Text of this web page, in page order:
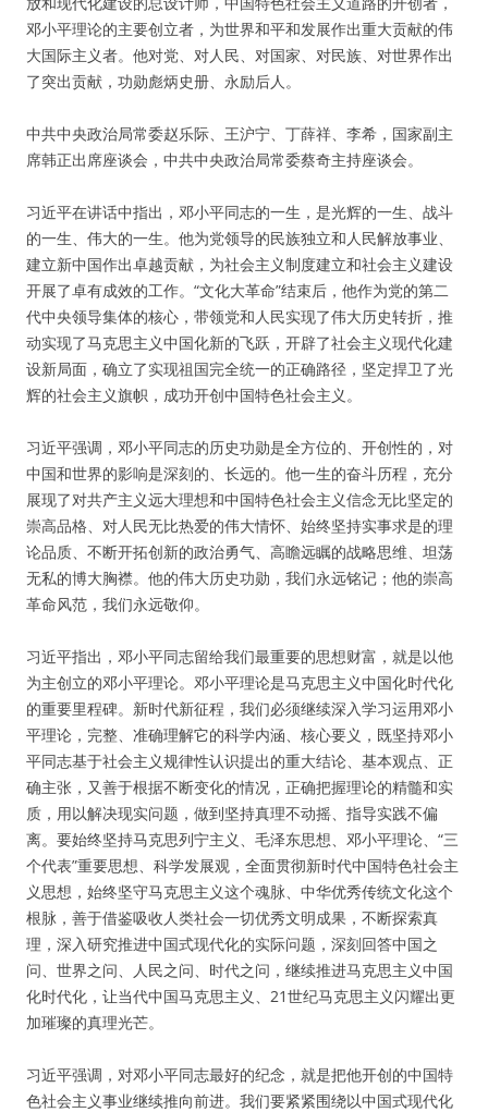
邓小平理论的主要创立者，为世界和平和发展作出重大贡献的伟
大国际主义者。他对党、对人民、对国家、对民族、对世界作出
了突出贡献，功勋彪炳史册、永励后人。
中共中央政治局常委赵乐际、王沪宁、丁薛祥、李希，国家副主
席韩正出席座谈会，中共中央政治局常委蔡奇主持座谈会。
习近平在讲话中指出，邓小平同志的一生，是光辉的一生、战斗
的一生、伟大的一生。他为党领导的民族独立和人民解放事业、
建立新中国作出卓越贡献，为社会主义制度建立和社会主义建设
开展了卓有成效的工作。“文化大革命”结束后，他作为党的第二
代中央领导集体的核心，带领党和人民实现了伟大历史转折，推
动实现了马克思主义中国化新的飞跃，开辟了社会主义现代化建
设新局面，确立了实现祖国完全统一的正确路径，坚定捍卫了光
辉的社会主义旗帜，成功开创中国特色社会主义。
习近平强调，邓小平同志的历史功勋是全方位的、开创性的，对
中国和世界的影响是深刻的、长远的。他一生的奋斗历程，充分
展现了对共产主义远大理想和中国特色社会主义信念无比坚定的
崇高品格、对人民无比热爱的伟大情怀、始终坚持实事求是的理
论品质、不断开拓创新的政治勇气、高瞻远瞩的战略思维、坦荡
无私的博大胸襟。他的伟大历史功勋，我们永远铭记；他的崇高
革命风范，我们永远敬仰。
习近平指出，邓小平同志留给我们最重要的思想财富，就是以他
为主创立的邓小平理论。邓小平理论是马克思主义中国化时代化
的重要里程碑。新时代新征程，我们必须继续深入学习运用邓小
平理论，完整、准确理解它的科学内涵、核心要义，既坚持邓小
平同志基于社会主义规律性认识提出的重大结论、基本观点、正
确主张，又善于根据不断变化的情况，正确把握理论的精髓和实
质，用以解决现实问题，做到坚持真理不动摇、指导实践不偏
离。要始终坚持马克思列宁主义、毛泽东思想、邓小平理论、“三
个代表”重要思想、科学发展观，全面贯彻新时代中国特色社会主
义思想，始终坚守马克思主义这个魂脉、中华优秀传统文化这个
根脉，善于借鉴吸收人类社会一切优秀文明成果，不断探索真
理，深入研究推进中国式现代化的实际问题，深刻回答中国之
问、世界之问、人民之问、时代之问，继续推进马克思主义中国
化时代化，让当代中国马克思主义、21世纪马克思主义闪耀出更
加璀璨的真理光芒。
习近平强调，对邓小平同志最好的纪念，就是把他开创的中国特
色社会主义事业继续推向前进。我们要紧紧围绕以中国式现代化